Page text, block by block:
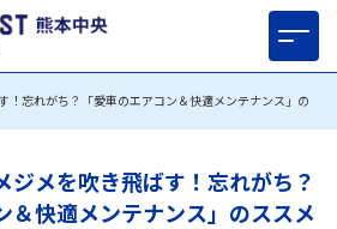
！忘れがち？「愛車のエアコン＆快適メンテナンス」の
ジメを吹き飛ばす！忘れがち？
＆快適メンテナンス」のススメ